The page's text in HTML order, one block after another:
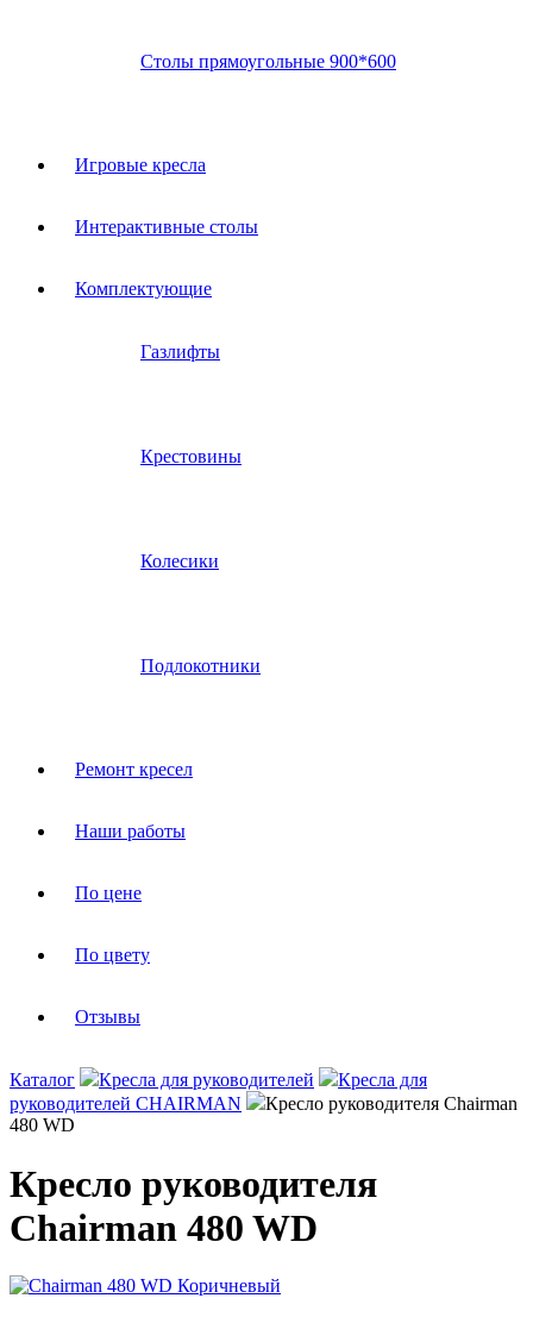
Столы прямоугольные 900*600
Игровые кресла
Интерактивные столы
Комплектующие
Газлифты
Крестовины
Колесики
Подлокотники
Ремонт кресел
Наши работы
По цене
По цвету
Отзывы
Каталог Кресла для руководителей
Кресла для
руководителей CHAIRMAN
Кресло руководителя Chairman
480 WD
Кресло руководителя
Chairman 480 WD